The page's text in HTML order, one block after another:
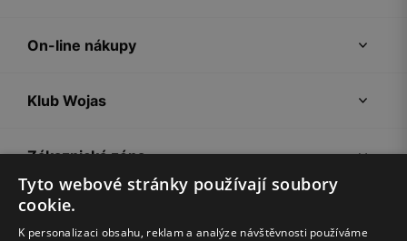
On-line nákupy
Klub Wojas
Zákaznická zóna
Společnost Wojas
Tyto webové stránky používají soubory
cookie.
K personalizaci obsahu, reklam a analýze návštěvnosti používáme